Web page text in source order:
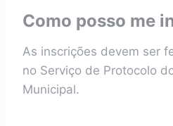
Como posso me
As inscrições devem ser
no Serviço de Protocolo
Municipal.